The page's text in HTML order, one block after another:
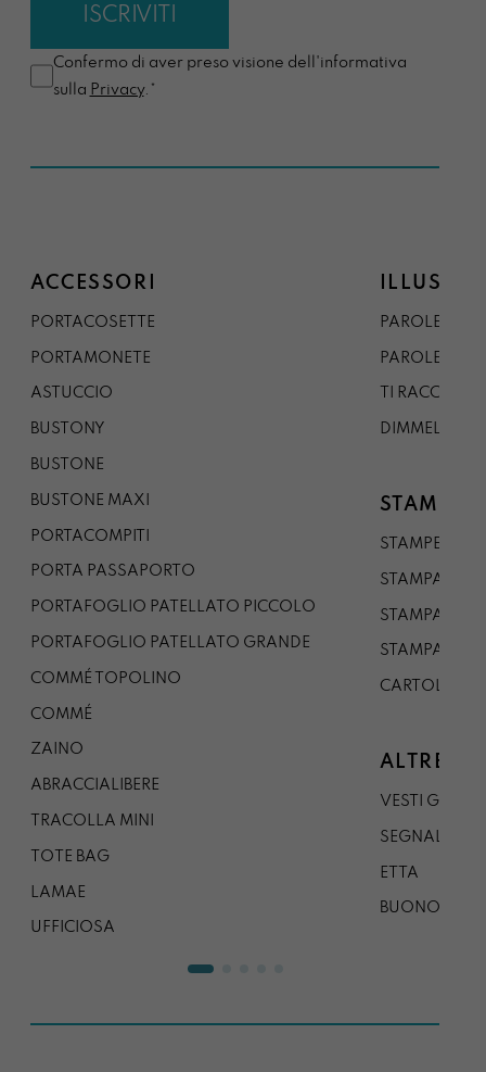
Confermo di aver preso visione dell'informativa
sulla Privacy.*
ACCESSORI
PORTACOSETTE
PORTAMONETE
ASTUCCIO
BUSTONY
BUSTONE
BUSTONE MAXI
PORTACOMPITI
PORTA PASSAPORTO
PORTAFOGLIO PATELLATO PICCOLO
PORTAFOGLIO PATELLATO GRANDE
COMMÉ TOPOLINO
COMMÉ
ZAINO
ABRACCIALIBERE
TRACOLLA MINI
TOTE BAG
LAMAE
UFFICIOSA
PAROLE DAL
PAROLE DA
TI
DIMMELO
STAMPE
STAMPE A5
STAMPA A3
STAMPA A1
STAMPA A0
CARTOLINA
ALTRE
VESTI
SEGNALIBRO
ETTA
BUONO